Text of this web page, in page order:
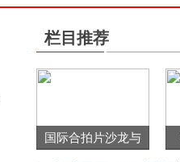
栏目推荐
国际合拍片沙龙与